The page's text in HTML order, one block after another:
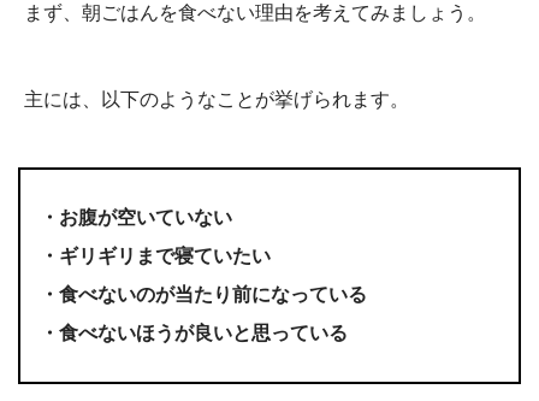
まず、朝ごはんを食べない理由を考えてみましょう。
主には、以下のようなことが挙げられます。
・お腹が空いていない
・ギリギリまで寝ていたい
・食べないのが当たり前になっている
・食べないほうが良いと思っている